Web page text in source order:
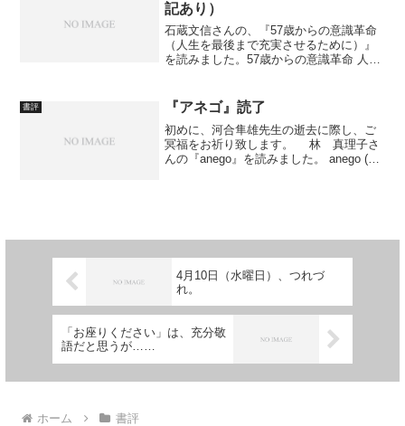
記あり）
石蔵文信さんの、『57歳からの意識革命
（人生を最後まで充実させるために）』
を読みました。57歳からの意識革命 人生
売日: 2014/08/29メディア: K...
書評 『アネゴ』読了
初めに、河合隼雄先生の逝去に際し、ご
冥福をお祈り致します。 林 真理子さ
んの『anego』を読みました。 anego (小
4月10日（水曜日）、つれづ
れ。
「お座りください」は、充分敬
語だと思うが……
ホーム 書評